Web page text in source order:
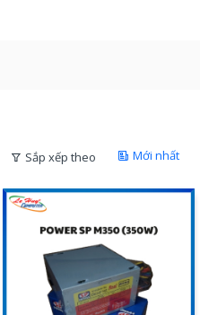
Sắp xếp theo Mới nhất